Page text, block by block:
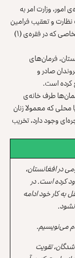
وزارت امر به
و تعقیب فرامین
و احکام، طور دوامدار از اجراآت وزارت‌ها، ادارات و اشخاصی که در فقره‌ی (۱)
فرمان‌های
صادر و
کرده است.
طرف خانه‌ی
محلی که معمولا زنان
وجود دارد، تخریب
در افغانستان،
کرده است. در
به کار خود ادامه
می‌نویسیم.
تقویت